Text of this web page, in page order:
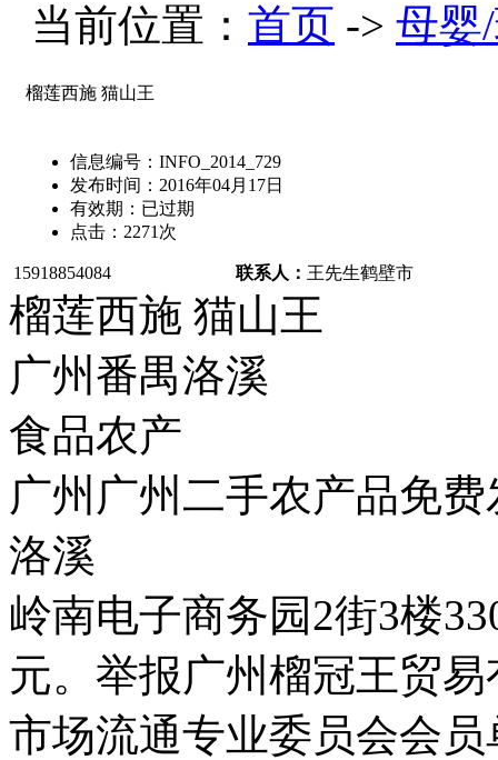
当前位置： 首页 -> 母婴
榴莲西施 猫山王
信息编号： INFO_2014_729
发布时间： 2016年04月17日
有效期： 已过期
点击： 2271 次
15918854084 联系人： 王先生鹤壁市
榴莲西施 猫山王
广州番禺洛溪
食品农产
广州广州二手农产品免
洛溪
岭南电子商务园2街3楼
元。举报广州榴冠王贸
市场流通专业委员会会